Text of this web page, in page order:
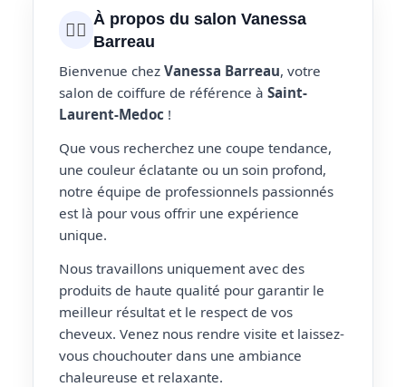
💇‍♀️ À propos du salon Vanessa
Barreau
Bienvenue chez Vanessa Barreau, votre
salon de coiffure de référence à Saint-
Laurent-Medoc !
Que vous recherchez une coupe tendance,
une couleur éclatante ou un soin profond,
notre équipe de professionnels passionnés
est là pour vous offrir une expérience
unique.
Nous travaillons uniquement avec des
produits de haute qualité pour garantir le
meilleur résultat et le respect de vos
cheveux. Venez nous rendre visite et laissez-
vous chouchouter dans une ambiance
chaleureuse et relaxante.